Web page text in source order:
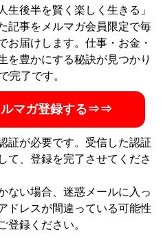
生後半を賢く楽しく生きる」
記事をメルマガ会員限定で毎
お届けします。仕事・お金・
を豊かにする秘訣が見つかり
完了です。
ルマガ登録する⇒⇒
証が必要です。受信した認証
て、登録を完了させてくださ
ない場合、迷惑メールに入っ
ドレスが間違っている可能性
登録ください。